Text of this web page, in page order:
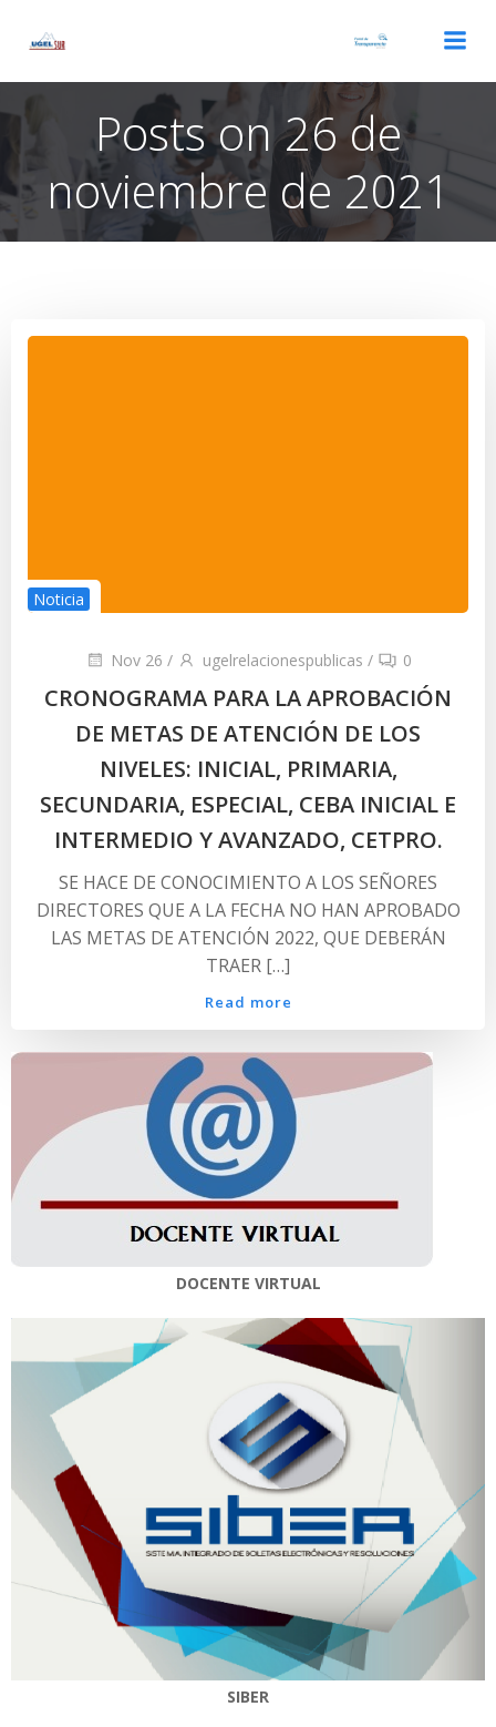
Posts on 26 de
noviembre de 2021
Noticia
Nov 26 / ugelrelacionespublicas / 0
CRONOGRAMA PARA LA APROBACIÓN
DE METAS DE ATENCIÓN DE LOS
NIVELES: INICIAL, PRIMARIA,
SECUNDARIA, ESPECIAL, CEBA INICIAL E
INTERMEDIO Y AVANZADO, CETPRO.
SE HACE DE CONOCIMIENTO A LOS SEÑORES
DIRECTORES QUE A LA FECHA NO HAN APROBADO
LAS METAS DE ATENCIÓN 2022, QUE DEBERÁN
TRAER […]
Read more
DOCENTE VIRTUAL
SIBER